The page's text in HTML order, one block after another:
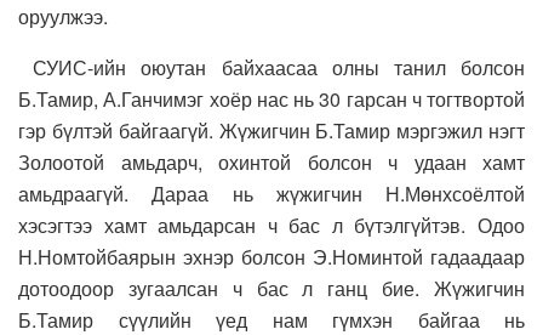
оруулжээ.
СУИС-ийн оюутан байхаасаа олны танил болсон
Б.Тамир, А.Ганчимэг хоёр нас нь 30 гарсан ч тогтвортой
гэр бүлтэй байгаагүй. Жүжигчин Б.Тамир мэргэжил нэгт
Золоотой амьдарч, охинтой болсон ч удаан хамт
амьдраагүй. Дараа нь жүжигчин Н.Мөнхсоёлтой
хэсэгтээ хамт амьдарсан ч бас л бүтэлгүйтэв. Одоо
Н.Номтойбаярын эхнэр болсон Э.Номинтой гадаадаар
дотоодоор зугаалсан ч бас л ганц бие. Жүжигчин
Б.Тамир сүүлийн үед нам гүмхэн байгаа нь